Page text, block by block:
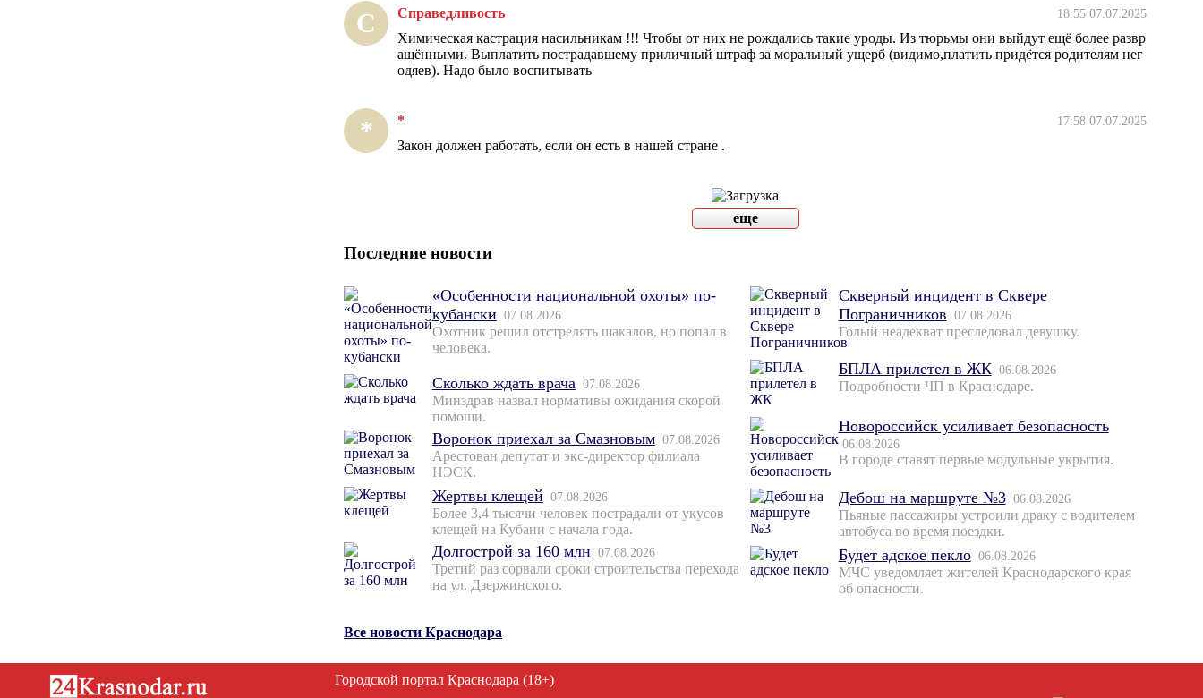
С Справедливость 18:55 07.07.2025
Химическая кастрация насильникам !!! Чтобы от них не рождались такие уроды. Из тюрьмы они выйдут ещё более развр
ащёнными. Выплатить пострадавшему приличный штраф за моральный ущерб (видимо,платить придётся родителям нег
одяев). Надо было воспитывать
* * 17:58 07.07.2025
Закон должен работать, если он есть в нашей стране .
еще
Последние новости
«Особенности национальной охоты» по-
кубански 07.08.2026
Охотник решил отстрелять шакалов, но попал в
человека.
Сколько ждать врача 07.08.2026
Минздрав назвал нормативы ожидания скорой
помощи.
Воронок приехал за Смазновым 07.08.2026
Арестован депутат и экс-директор филиала
НЭСК.
Жертвы клещей 07.08.2026
Более 3,4 тысячи человек пострадали от укусов
клещей на Кубани с начала года.
Долгострой за 160 млн 07.08.2026
Третий раз сорвали сроки строительства перехода
на ул. Дзержинского.
Скверный инцидент в Сквере
Пограничников 07.08.2026
Голый неадекват преследовал девушку.
БПЛА прилетел в ЖК 06.08.2026
Подробности ЧП в Краснодаре.
Новороссийск усиливает безопасность
06.08.2026
В городе ставят первые модульные укрытия.
Дебош на маршруте №3 06.08.2026
Пьяные пассажиры устроили драку с водителем
автобуса во время поездки.
Будет адское пекло 06.08.2026
МЧС уведомляет жителей Краснодарского края
об опасности.
Все новости Краснодара
Городской портал Краснодара (18+)